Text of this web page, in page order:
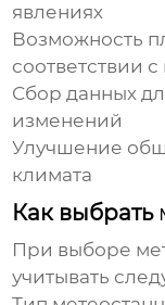
явлениях
Возможность
соответствии
Сбор данных
изменений
Улучшение
климата
Как выбрать
При выборе
учитывать